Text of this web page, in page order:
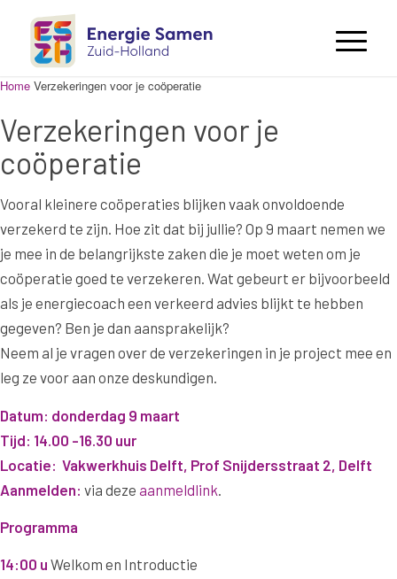
Home Verzekeringen voor je coöperatie
Verzekeringen voor je
coöperatie
Vooral kleinere coöperaties blijken vaak onvoldoende
verzekerd te zijn. Hoe zit dat bij jullie? Op 9 maart nemen we
je mee in de belangrijkste zaken die je moet weten om je
coöperatie goed te verzekeren. Wat gebeurt er bijvoorbeeld
als je energiecoach een verkeerd advies blijkt te hebben
gegeven? Ben je dan aansprakelijk?
Neem al je vragen over de verzekeringen in je project mee en
leg ze voor aan onze deskundigen.
Datum: donderdag 9 maart
Tijd: 14.00 -16.30 uur
Locatie: Vakwerkhuis Delft, Prof Snijdersstraat 2, Delft
Aanmelden: via deze aanmeldlink
Programma
14:00 u Welkom en Introductie